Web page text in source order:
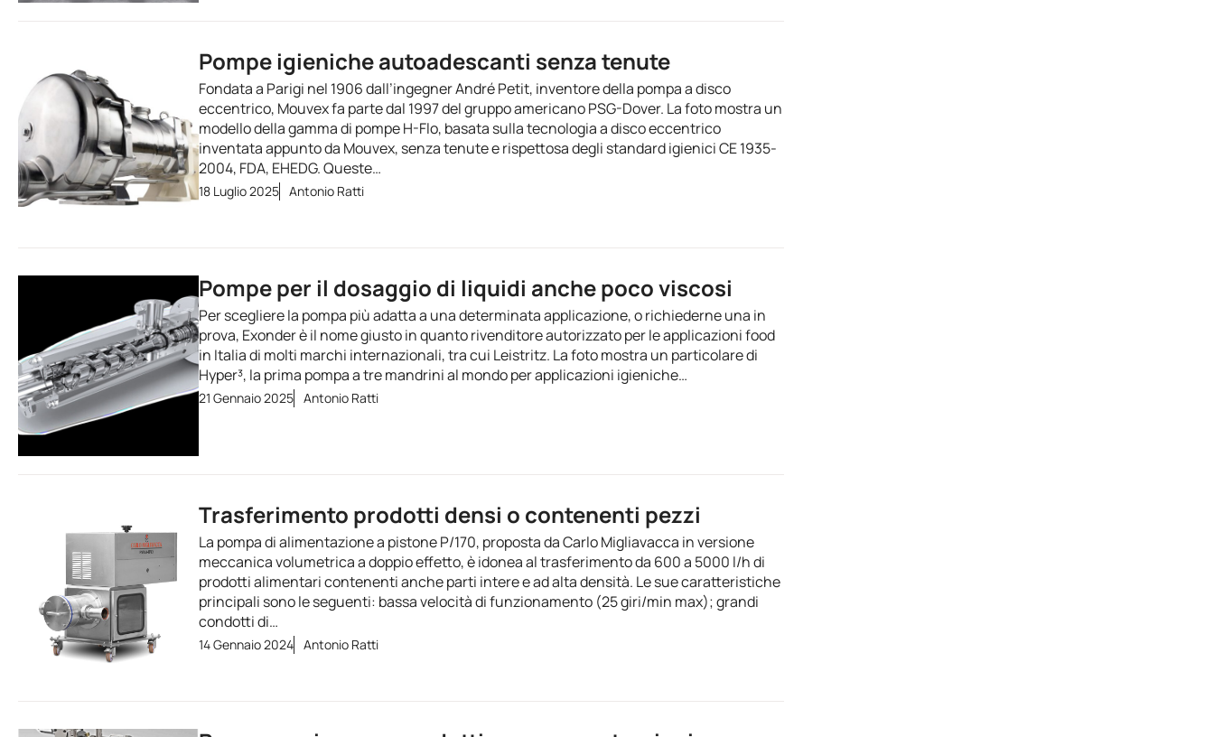
Pompe igieniche autoadescanti senza tenute
Fondata a Parigi nel 1906 dall’ingegner André Petit, inventore della pompa a disco
eccentrico, Mouvex fa parte dal 1997 del gruppo americano PSG-Dover. La foto mostra un
modello della gamma di pompe H-Flo, basata sulla tecnologia a disco eccentrico
inventata appunto da Mouvex, senza tenute e rispettosa degli standard igienici CE 1935-
2004, FDA, EHEDG. Queste…
18 Luglio 2025 Antonio Ratti
Pompe per il dosaggio di liquidi anche poco viscosi
Per scegliere la pompa più adatta a una determinata applicazione, o richiederne una in
prova, Exonder è il nome giusto in quanto rivenditore autorizzato per le applicazioni food
in Italia di molti marchi internazionali, tra cui Leistritz. La foto mostra un particolare di
Hyper³, la prima pompa a tre mandrini al mondo per applicazioni igieniche…
21 Gennaio 2025 Antonio Ratti
Trasferimento prodotti densi o contenenti pezzi
La pompa di alimentazione a pistone P/170, proposta da Carlo Migliavacca in versione
meccanica volumetrica a doppio effetto, è idonea al trasferimento da 600 a 5000 l/h di
prodotti alimentari contenenti anche parti intere e ad alta densità. Le sue caratteristiche
principali sono le seguenti: bassa velocità di funzionamento (25 giri/min max); grandi
condotti di…
14 Gennaio 2024 Antonio Ratti